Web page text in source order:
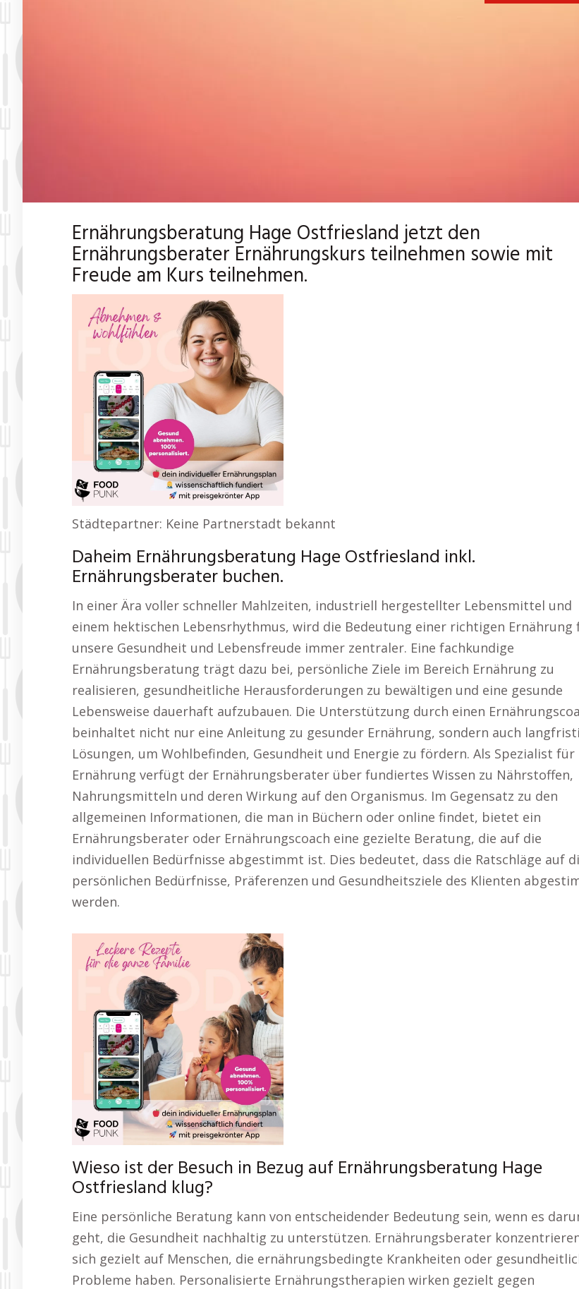
Ernährungsberatung Hage Ostfriesland jetzt den
Ernährungsberater Ernährungskurs teilnehmen sowie mit
Freude am Kurs teilnehmen.
Städtepartner: Keine Partnerstadt bekannt
Daheim Ernährungsberatung Hage Ostfriesland inkl.
Ernährungsberater buchen.
In einer Ära voller schneller Mahlzeiten, industriell hergestellter Lebensmittel und
einem hektischen Lebensrhythmus, wird die Bedeutung einer richtigen Ernährung
unsere Gesundheit und Lebensfreude immer zentraler. Eine fachkundige
Ernährungsberatung trägt dazu bei, persönliche Ziele im Bereich Ernährung zu
realisieren, gesundheitliche Herausforderungen zu bewältigen und eine gesunde
Lebensweise dauerhaft aufzubauen. Die Unterstützung durch einen
beinhaltet nicht nur eine Anleitung zu gesunder Ernährung, sondern auch
Lösungen, um Wohlbefinden, Gesundheit und Energie zu fördern. Als Spezialist für
Ernährung verfügt der Ernährungsberater über fundiertes Wissen zu Nährstoffen,
Nahrungsmitteln und deren Wirkung auf den Organismus. Im Gegensatz zu den
allgemeinen Informationen, die man in Büchern oder online findet, bietet ein
Ernährungsberater oder Ernährungscoach eine gezielte Beratung, die auf die
individuellen Bedürfnisse abgestimmt ist. Dies bedeutet, dass die Ratschläge auf
persönlichen Bedürfnisse, Präferenzen und Gesundheitsziele des Klienten
werden.
Wieso ist der Besuch in Bezug auf Ernährungsberatung Hage
Ostfriesland klug?
Eine persönliche Beratung kann von entscheidender Bedeutung sein, wenn es
geht, die Gesundheit nachhaltig zu unterstützen. Ernährungsberater
sich gezielt auf Menschen, die ernährungsbedingte Krankheiten oder
Probleme haben. Personalisierte Ernährungstherapien wirken gezielt gegen